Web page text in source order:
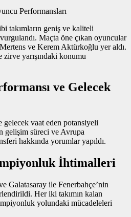
takımların geniş ve kaliteli
Maçta öne çıkan oyuncular
ve Kerem Aktürkoğlu yer aldı.
zirve yarışındaki konumu
ve Gelecek
gelecek vaat eden potansiyeli
gelişim süreci ve Avrupa
hakkında yorumlar yapıldı.
İhtimalleri
Galatasaray ile Fenerbahçe’nin
Her iki takımın kalan
yolundaki mücadeleleri